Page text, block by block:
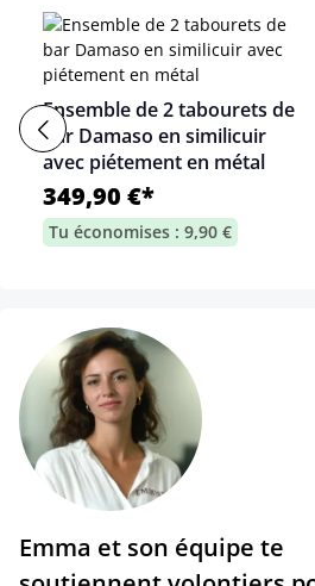
Ensemble de 2 tabourets de
bar Damaso en similicuir
avec piétement en métal
349,90 €*
Tu économises : 9,90 €
Emma et son équipe te